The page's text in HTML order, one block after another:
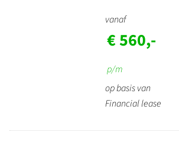
vanaf
€ 560,-
p/m
op basis van
Financial lease